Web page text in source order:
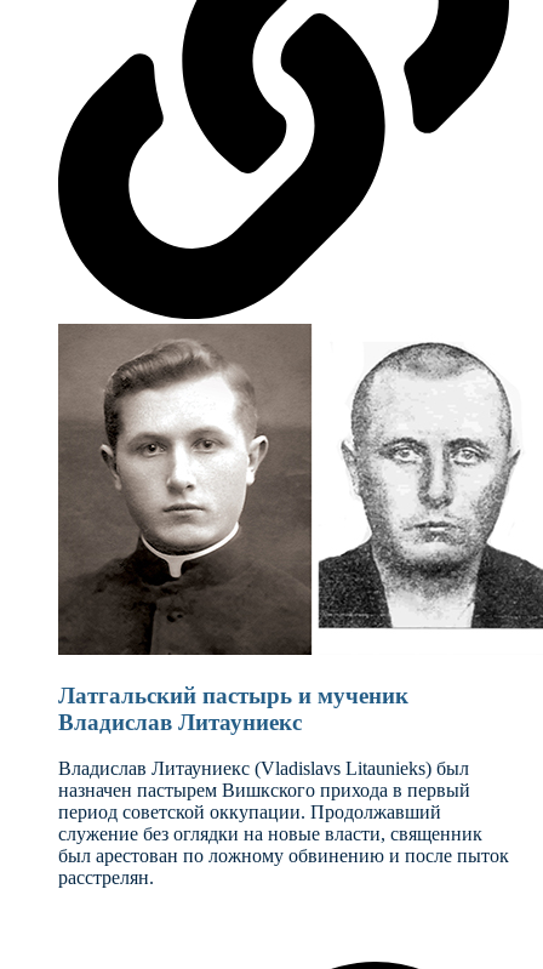
Латгальский пастырь и мученик
Владислав Литауниекс
Владислав Литауниекс (Vladislavs Litaunieks) был
назначен пастырем Вишкского прихода в первый
период советской оккупации. Продолжавший
служение без оглядки на новые власти, священник
был арестован по ложному обвинению и после пыток
расстрелян.